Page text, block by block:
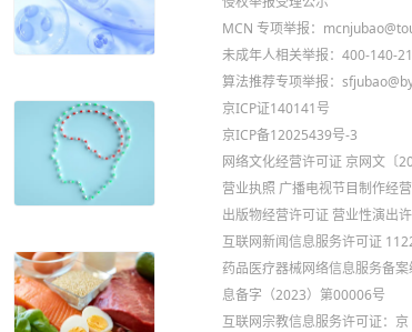
MCN 专项举报：
未成年人相关举报：400-140-
算法推荐专项举报：
京ICP证140141号
京ICP备12025439号-3
网络文化经营许可证 京网文〔
营业执照 广播电视节目制作经
出版物经营许可证 营业性演出
互联网新闻信息服务许可证
药品医疗器械网络信息服务备
息备字（2023）第00006号
互联网宗教信息服务许可证：